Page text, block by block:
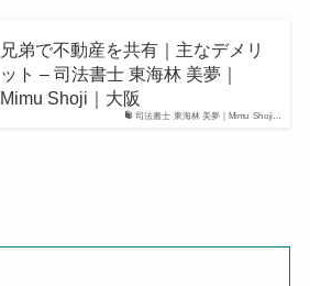
司法書士 東海林 美夢｜Mimu Shoji…
兄弟で不動産を共有｜主なデメリ
ット – 司法書士 東海林 美夢｜
Mimu Shoji｜大阪